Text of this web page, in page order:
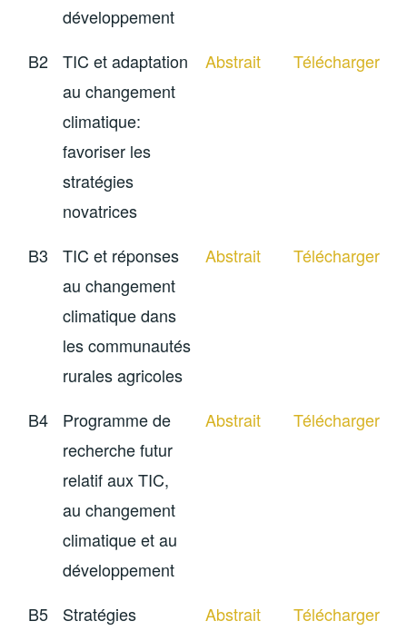
développement
B2
TIC et adaptation
au changement
climatique:
favoriser les
stratégies
novatrices
Abstrait Télécharger
B3
TIC et réponses
au changement
climatique dans
les communautés
rurales agricoles
Abstrait Télécharger
B4
Programme de
recherche futur
relatif aux TIC,
au changement
climatique et au
développement
Abstrait Télécharger
B5
Stratégies
Abstrait Télécharger